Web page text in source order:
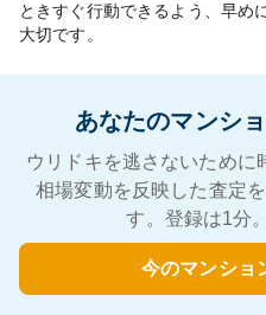
ときすぐ行動できるよう、早め
大切です。
あなたのマンシ
ウリドキを逃さないため
相場変動を反映した査定
す。登録は1分
今のマンショ